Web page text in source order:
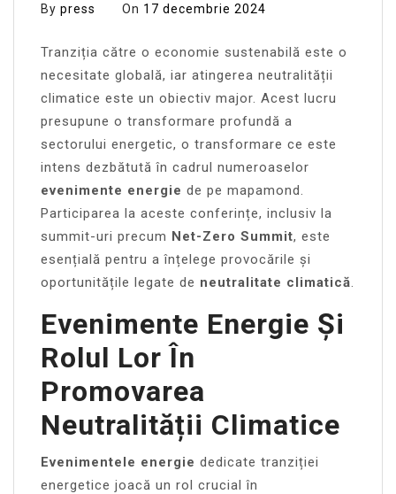
By press On 17 decembrie 2024
Tranziția către o economie sustenabilă este o
necesitate globală, iar atingerea neutralității
climatice este un obiectiv major. Acest lucru
presupune o transformare profundă a
sectorului energetic, o transformare ce este
intens dezbătută în cadrul numeroaselor
evenimente energie de pe mapamond.
Participarea la aceste conferințe, inclusiv la
summit-uri precum Net-Zero Summit, este
esențială pentru a înțelege provocările și
oportunitățile legate de neutralitate climatică.
Evenimente Energie Și
Rolul Lor În
Promovarea
Neutralității Climatice
Evenimentele energie dedicate tranziției
energetice joacă un rol crucial în